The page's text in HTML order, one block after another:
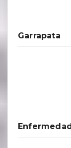
Garrapata